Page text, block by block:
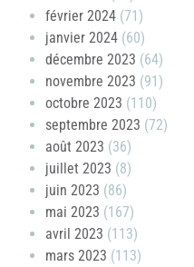
février 2024 (71)
janvier 2024 (60)
décembre 2023 (64)
novembre 2023 (91)
octobre 2023 (110)
septembre 2023 (72)
août 2023 (36)
juillet 2023 (8)
juin 2023 (86)
mai 2023 (167)
avril 2023 (113)
mars 2023 (113)